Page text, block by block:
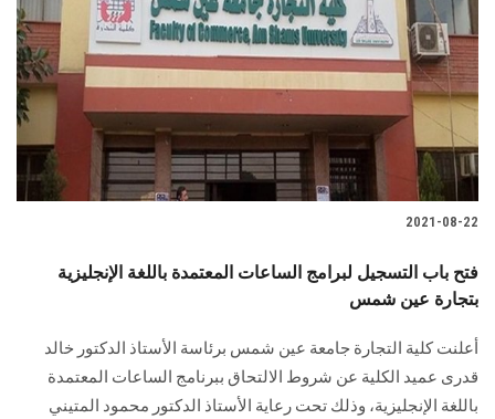
الإعلام
تواصل معنا
الطلاب
هيئة التدريس
الدراسات العليا
الموظفون
2021-08-22
فتح باب التسجيل لبرامج الساعات المعتمدة باللغة الإنجليزية
بتجارة عين شمس
أعلنت كلية التجارة جامعة عين شمس برئاسة الأستاذ الدكتور خالد
قدرى عميد الكلية عن شروط الالتحاق ببرنامج الساعات المعتمدة
باللغة الإنجليزية، وذلك تحت رعاية الأستاذ الدكتور محمود المتيني